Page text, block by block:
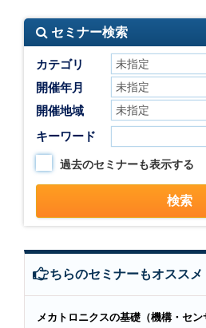
セミナー検索
カテゴリ
開催年月
開催地域
キーワード
過去のセミナーも表示する
こちらのセミナーもオススメ
メカトロニクスの基礎（機構・セ